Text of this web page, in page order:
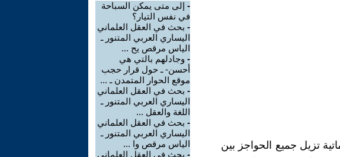
تزيل جميع الحواجز بين
- إلى متى يمكن السباحة
في نفس التيار؟
- بحث في العقل العلماني
اليساري العربي المتنور ـ
الياس مرقص يح ...
- وجادلهم بالتي هي
أحسن- ـ حول قرار حجب
موقع الحوار المتمدن ـ ...
- بحث في العقل العلماني
اليساري العربي المتنور ـ
اللغة والعقل ...
- بحث في العقل العلماني
اليساري العربي المتنور ـ
الياس مرقص وا ...
- بحث في العقل العلماني